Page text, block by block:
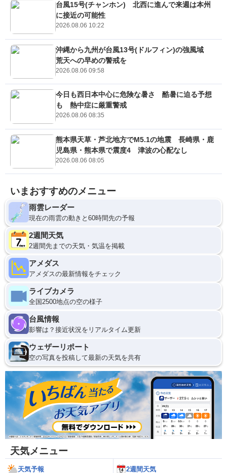
台風15号(チャンホン) 北西に進んで来週は本州
に接近の可能性
2026.08.06 10:22
沖縄から九州が台風13号(ドルフィン)の強風域
荒天への早めの警戒を
2026.08.06 09:58
今日も西日本中心に危険な暑さ 酷暑に迫る予想
も 熱中症に厳重警戒
2026.08.06 08:35
熊本県天草・芦北地方でM5.1の地震 長崎県・鹿
児島県・熊本県で震度4 津波の心配なし
2026.08.06 08:05
いまおすすめのメニュー
雨雲レーダー
現在の雨雲の動きと60時間先の予報
2週間天気
2週間先までの天気・気温を掲載
アメダス
アメダスの最新情報をチェック
ライブカメラ
全国2500地点の空の様子
台風情報
影響は？接近状況をリアルタイム更新
ウェザーリポート
空の写真を投稿して最新の天気を共有
天気メニュー
天気予報 2週間天気